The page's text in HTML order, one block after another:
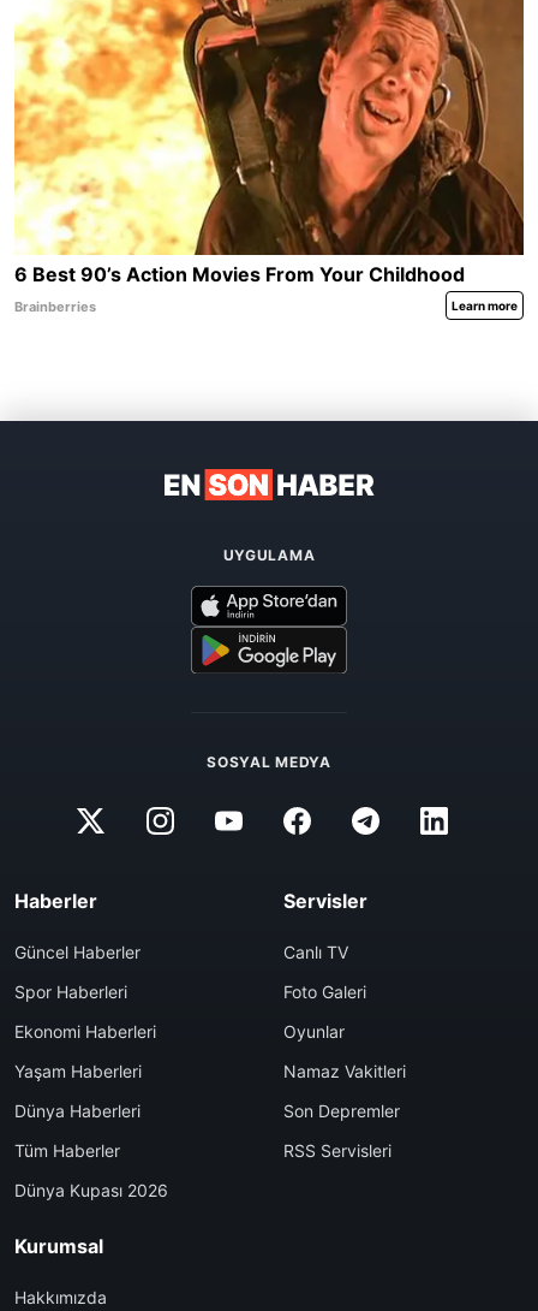
UYGULAMA
SOSYAL MEDYA
Haberler
Güncel Haberler
Spor Haberleri
Ekonomi Haberleri
Yaşam Haberleri
Dünya Haberleri
Tüm Haberler
Dünya Kupası 2026
Servisler
Canlı TV
Foto Galeri
Oyunlar
Namaz Vakitleri
Son Depremler
RSS Servisleri
Kurumsal
Hakkımızda